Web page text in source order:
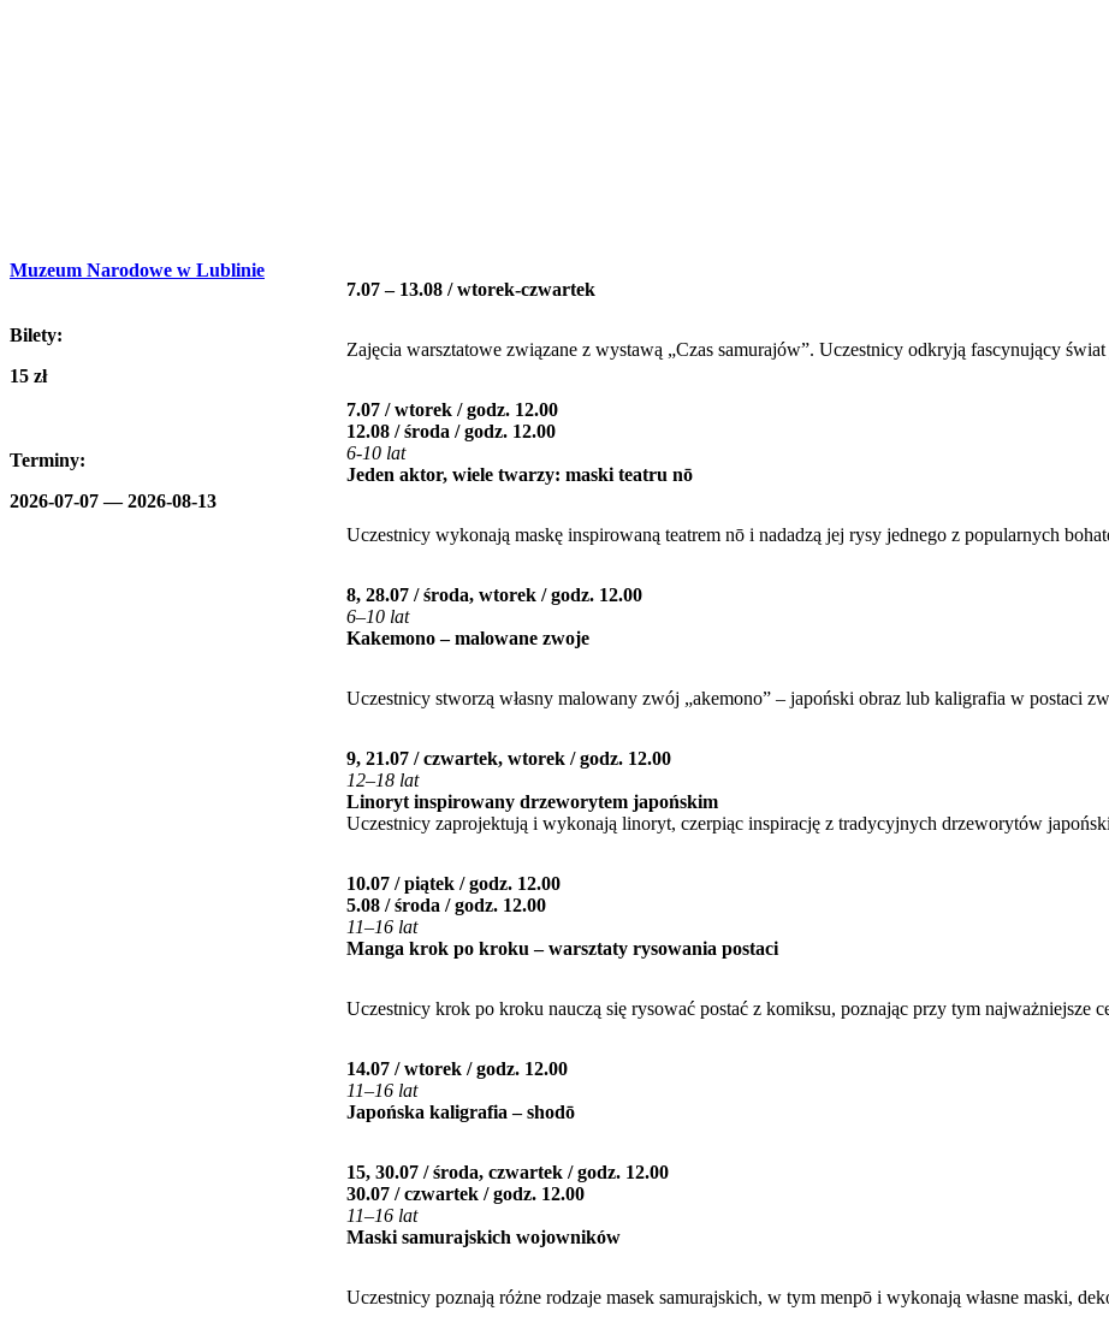
Muzeum Narodowe w Lublinie
Bilety:
15 zł
Terminy:
2026-07-07 —2026-08-13
7.07 – 13.08 / wtorek-czwartek
Zajęcia warsztatowe związane z wystawą „Czas samurajów”. Uczestnicy odkryją fascynujący
7.07 / wtorek / godz. 12.00
12.08 / środa / godz. 12.00
6-10 lat
Jeden aktor, wiele twarzy: maski teatru nō
Uczestnicy wykonają maskę inspirowaną teatrem nō i nadadzą jej rysy jednego z popularnych
8, 28.07 / środa, wtorek / godz. 12.00
6–10 lat
Kakemono – malowane zwoje
Uczestnicy stworzą własny malowany zwój „akemono” – japoński obraz lub kaligrafia w postaci
9, 21.07 / czwartek, wtorek / godz. 12.00
12–18 lat
Linoryt inspirowany drzeworytem japońskim
Uczestnicy zaprojektują i wykonają linoryt, czerpiąc inspirację z tradycyjnych drzeworytów
10.07 / piątek / godz. 12.00
5.08 / środa / godz. 12.00
11–16 lat
Manga krok po kroku – warsztaty rysowania postaci
Uczestnicy krok po kroku nauczą się rysować postać z komiksu, poznając przy tym najważniejsze
14.07 / wtorek / godz. 12.00
11–16 lat
Japońska kaligrafia – shodō
15, 30.07 / środa, czwartek / godz. 12.00
30.07 / czwartek / godz. 12.00
11–16 lat
Maski samurajskich wojowników
Uczestnicy poznają różne rodzaje masek samurajskich, w tym menpō i wykonają własne maski,